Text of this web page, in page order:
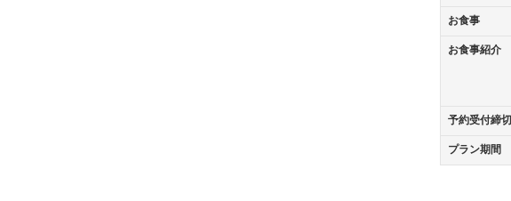
お食事
お食事紹介
予約受付締切
プラン期間